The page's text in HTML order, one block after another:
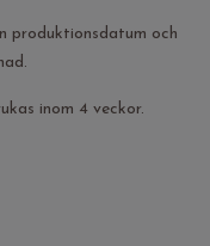
produktionsdatum och
inom 4 veckor.